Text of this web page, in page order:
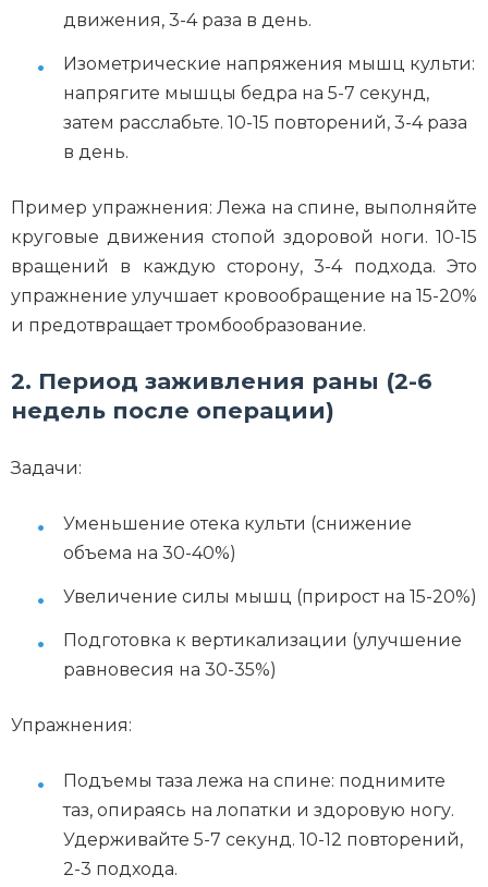
движения, 3-4 раза в день.
Изометрические напряжения мышц культи:
напрягите мышцы бедра на 5-7 секунд,
затем расслабьте. 10-15 повторений, 3-4 раза
в день.
Пример упражнения: Лежа на спине, выполняйте
круговые движения стопой здоровой ноги. 10-15
вращений в каждую сторону, 3-4 подхода. Это
упражнение улучшает кровообращение на 15-20%
и предотвращает тромбообразование.
2. Период заживления раны (2-6
недель после операции)
Задачи:
Уменьшение отека культи (снижение
объема на 30-40%)
Увеличение силы мышц (прирост на 15-20%)
Подготовка к вертикализации (улучшение
равновесия на 30-35%)
Упражнения:
Подъемы таза лежа на спине: поднимите
таз, опираясь на лопатки и здоровую ногу.
Удерживайте 5-7 секунд. 10-12 повторений,
2-3 подхода.